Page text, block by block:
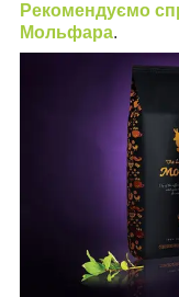
Рекомендуємо
Мольфара.